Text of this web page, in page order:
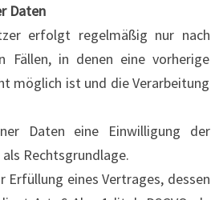
Daten
erfolgt regelmäßig nur nach
Fällen, in denen eine vorherige
möglich ist und die Verarbeitung
Daten eine Einwilligung der
Rechtsgrundlage.
Erfüllung eines Vertrages, dessen